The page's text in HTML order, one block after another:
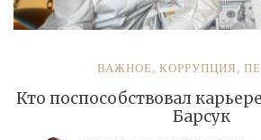
ВАЖНОЕ, КОРРУПЦИЯ,
Кто поспособствовал
Барсук